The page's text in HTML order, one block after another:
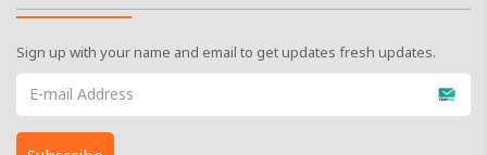
Sign up with your name and email to get updates fresh updates.